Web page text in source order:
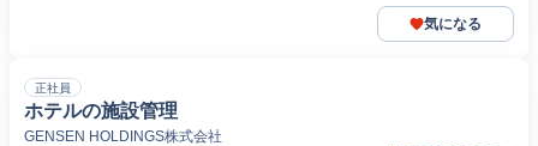
気になる
正社員
ホテルの施設管理
GENSEN HOLDINGS株式会社